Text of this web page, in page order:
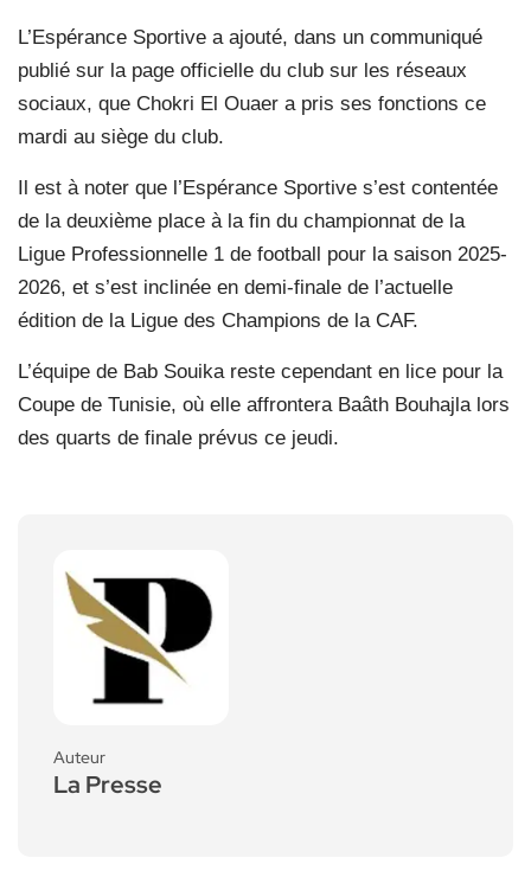
L’Espérance Sportive a ajouté, dans un communiqué
publié sur la page officielle du club sur les réseaux
sociaux, que Chokri El Ouaer a pris ses fonctions ce
mardi au siège du club.
Il est à noter que l’Espérance Sportive s’est contentée
de la deuxième place à la fin du championnat de la
Ligue Professionnelle 1 de football pour la saison 2025-
2026, et s’est inclinée en demi-finale de l’actuelle
édition de la Ligue des Champions de la CAF.
L’équipe de Bab Souika reste cependant en lice pour la
Coupe de Tunisie, où elle affrontera Baâth Bouhajla lors
des quarts de finale prévus ce jeudi.
Auteur
La Presse